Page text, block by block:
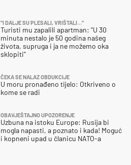
"I DALJE SU PLESALI, VRIŠTALI..."
Turisti mu zapalili apartman: "U 30
minuta nestalo je 50 godina našeg
života, supruga i ja ne možemo oka
sklopiti"
ČEKA SE NALAZ OBDUKCIJE
U moru pronađeno tijelo: Otkriveno o
kome se radi
OBAVJEŠTAJNO UPOZORENJE
Uzbuna na istoku Europe: Rusija bi
mogla napasti, a poznato i kada! Moguć
i kopneni upad u članicu NATO-a